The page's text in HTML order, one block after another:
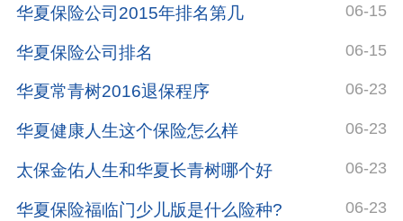
华夏保险公司2015年排名第几 06-15
华夏保险公司排名 06-15
华夏常青树2016退保程序 06-23
华夏健康人生这个保险怎么样 06-23
太保金佑人生和华夏长青树哪个好 06-23
华夏保险福临门少儿版是什么险种? 06-23